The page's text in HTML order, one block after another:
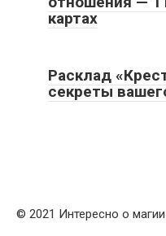
картах
Расклад
секреты
© 2021 Интересно о магии